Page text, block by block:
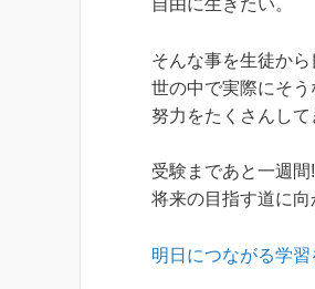
自由に生きたい。
そんな事を生徒か
世の中で実際にそう
努力をたくさんして
受験まであと一週間
将来の目指す道に
明日につながる学習